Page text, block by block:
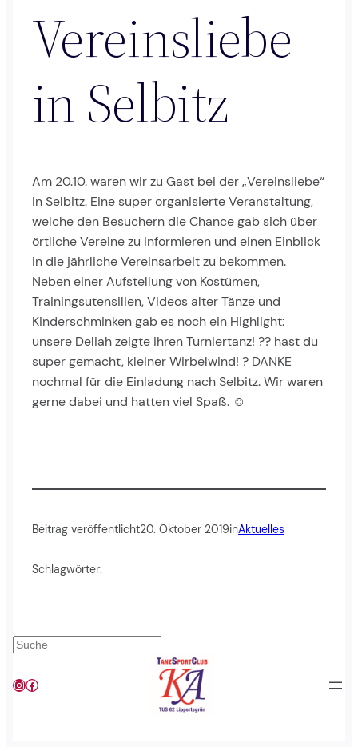
Vereinsliebe
in Selbitz
Am 20.10. waren wir zu Gast bei der „Vereinsliebe“
in Selbitz. Eine super organisierte Veranstaltung,
welche den Besuchern die Chance gab sich über
örtliche Vereine zu informieren und einen Einblick
in die jährliche Vereinsarbeit zu bekommen.
Neben einer Aufstellung von Kostümen,
Trainingsutensilien, Videos alter Tänze und
Kinderschminken gab es noch ein Highlight:
unsere Deliah zeigte ihren Turniertanz! ?? hast du
super gemacht, kleiner Wirbelwind! ? DANKE
nochmal für die Einladung nach Selbitz. Wir waren
gerne dabei und hatten viel Spaß. ☺
Beitrag veröffentlicht20. Oktober 2019inAktuelles
Schlagwörter:
Suchen
Instagram
Facebook